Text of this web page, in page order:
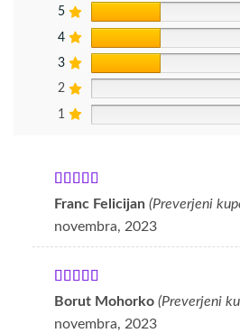
5
4
3
2
1
Ocenjeno
Franc Felicijan (Preverjeni
novembra, 2023
Ocenjeno
Borut Mohorko (Preverjeni
novembra, 2023